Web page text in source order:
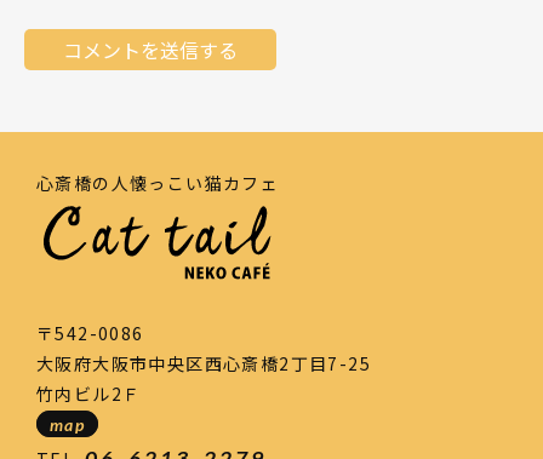
心斎橋の人懐っこい猫カフェ
〒542-0086
大阪府大阪市中央区西心斎橋2丁目7-25
竹内ビル2Ｆ
map